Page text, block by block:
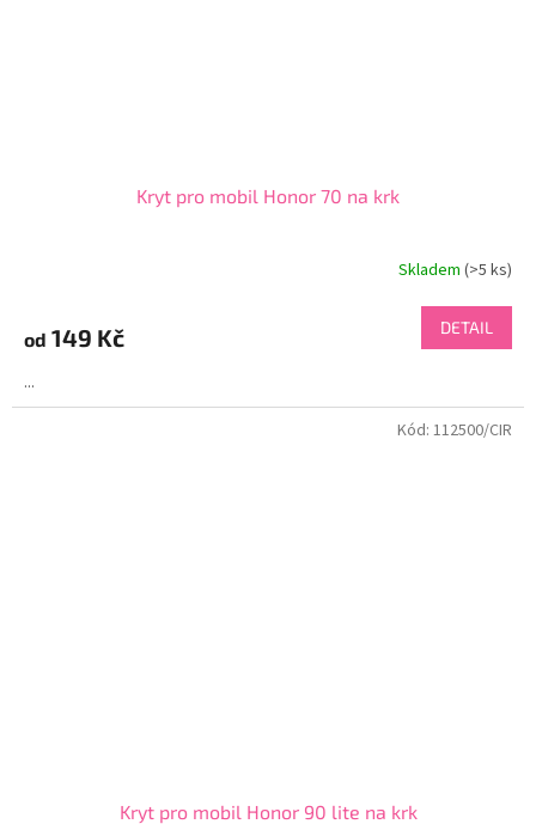
Kryt pro mobil Honor 70 na krk
Skladem (>5 ks)
od 149 Kč DETAIL
...
Kryt pro mobil Honor 90 lite na krk
Kód: 112500/CIR